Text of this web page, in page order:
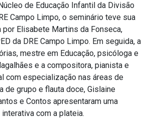
de Educação Infantil da Divisão
Campo Limpo, o seminário teve sua
por Elisabete Martins da Fonseca,
da DRE Campo Limpo. Em seguida, a
mestre em Educação, psicóloga e
e a compositora, pianista e
com especialização nas áreas de
de grupo e flauta doce, Gislaine
e Contos apresentaram uma
com a plateia.